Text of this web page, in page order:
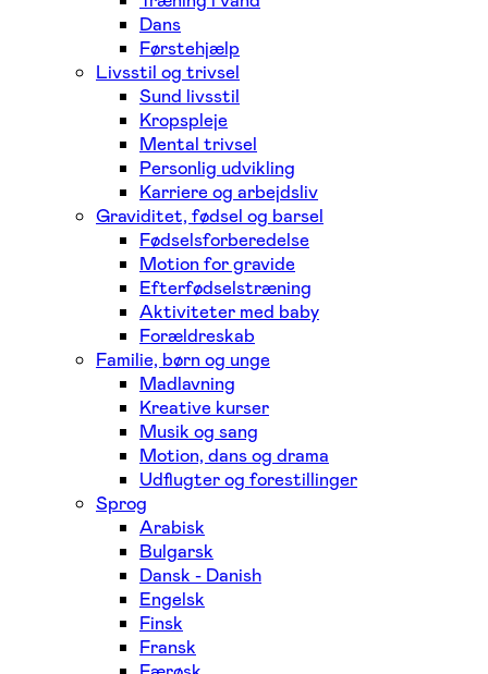
Dans
Førstehjælp
Livsstil og trivsel
Sund livsstil
Kropspleje
Mental trivsel
Personlig udvikling
Karriere og arbejdsliv
Graviditet, fødsel og barsel
Fødselsforberedelse
Motion for gravide
Efterfødselstræning
Aktiviteter med baby
Forældreskab
Familie, børn og unge
Madlavning
Kreative kurser
Musik og sang
Motion, dans og drama
Udflugter og forestillinger
Sprog
Arabisk
Bulgarsk
Dansk - Danish
Engelsk
Finsk
Fransk